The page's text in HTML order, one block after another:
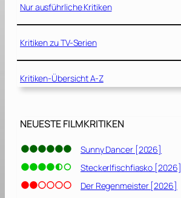
o
w
d
n
e
L
b
n
s
Nur ausführliche Kritiken
Kritiken zu TV-Serien
Kritiken-Übersicht A-Z
NEUESTE FILMKRITIKEN
Sunny Dancer [2026]
Steckerlfischfiasko [2026]
Der Regenmeister [2026]